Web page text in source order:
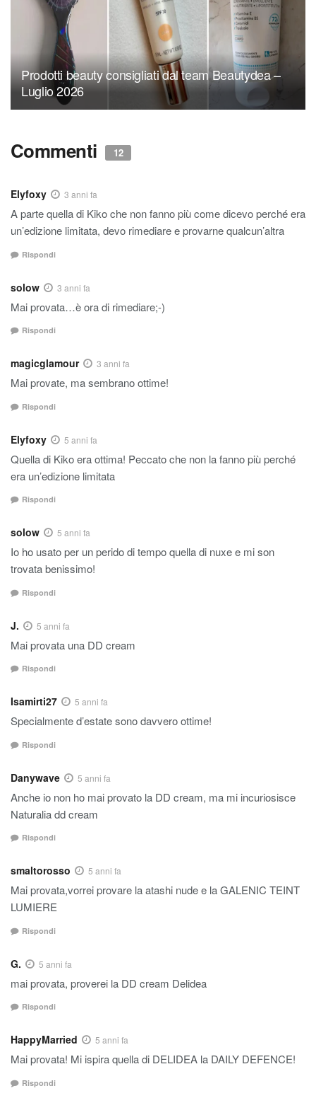
Prodotti beauty consigliati dal team Beautydea –
Luglio 2026
Commenti 12
Elyfoxy 3 anni fa
A parte quella di Kiko che non fanno più come dicevo perché era
un’edizione limitata, devo rimediare e provarne qualcun’altra
Rispondi
solow 3 anni fa
Mai provata…è ora di rimediare;-)
Rispondi
magicglamour 3 anni fa
Mai provate, ma sembrano ottime!
Rispondi
Elyfoxy 5 anni fa
Quella di Kiko era ottima! Peccato che non la fanno più perché
era un’edizione limitata
Rispondi
solow 5 anni fa
Io ho usato per un perido di tempo quella di nuxe e mi son
trovata benissimo!
Rispondi
J. 5 anni fa
Mai provata una DD cream
Rispondi
Isamirti27 5 anni fa
Specialmente d’estate sono davvero ottime!
Rispondi
Danywave 5 anni fa
Anche io non ho mai provato la DD cream, ma mi incuriosisce
Naturalia dd cream
Rispondi
smaltorosso 5 anni fa
Mai provata,vorrei provare la atashi nude e la GALENIC TEINT
LUMIERE
Rispondi
G. 5 anni fa
mai provata, proverei la DD cream Delidea
Rispondi
HappyMarried 5 anni fa
Mai provata! Mi ispira quella di DELIDEA la DAILY DEFENCE!
Rispondi